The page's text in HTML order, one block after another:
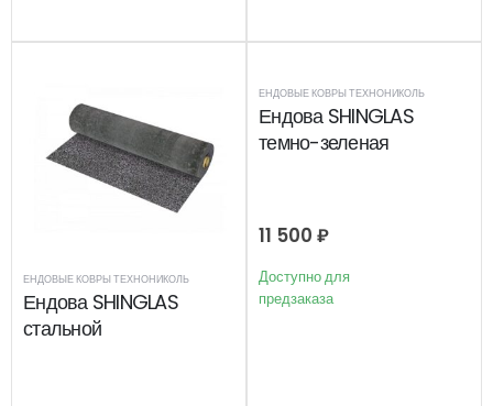
ЕНДОВЫЕ КОВРЫ ТЕХНОНИКОЛЬ
Ендова SHINGLAS
стальной
ЕНДОВЫЕ КОВРЫ ТЕХНОНИКОЛЬ
Ендова SHINGLAS
темно-зеленая
11 500 ₽
Доступно для
предзаказа